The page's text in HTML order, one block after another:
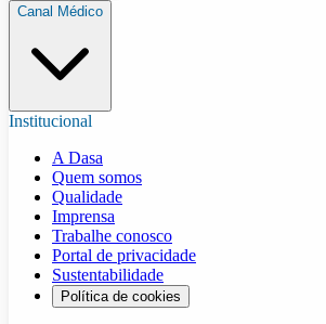
Canal Médico
Institucional
A Dasa
Quem somos
Qualidade
Imprensa
Trabalhe conosco
Portal de privacidade
Sustentabilidade
Política de cookies